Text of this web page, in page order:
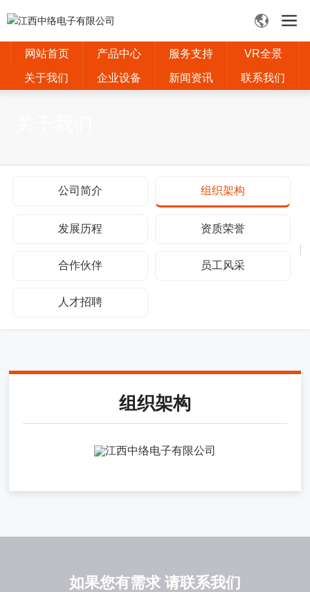
网站首页
关于我们
产品中心
企业设备
服务支持
新闻资讯
VR全景
联系我们
公司简介 组织架构
发展历程 资质荣誉
合作伙伴 员工风采
人才招聘
组织架构
如果您有需求 请联系我们